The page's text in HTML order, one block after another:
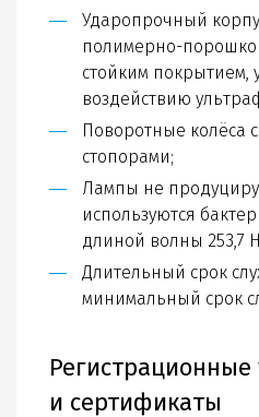
Ударопрочный
полимерно-
стойким покрытием,
воздействию
Поворотные колёса
стопорами;
Лампы не
используются
длиной волны 253,7
Длительный срок
минимальный срок
Регистрационные
и сертификаты